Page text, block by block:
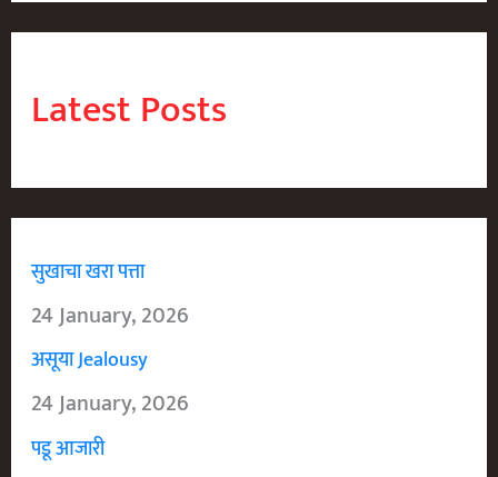
Latest Posts
सुखाचा खरा पत्ता
24 January, 2026
असूया Jealousy
24 January, 2026
पडू आजारी